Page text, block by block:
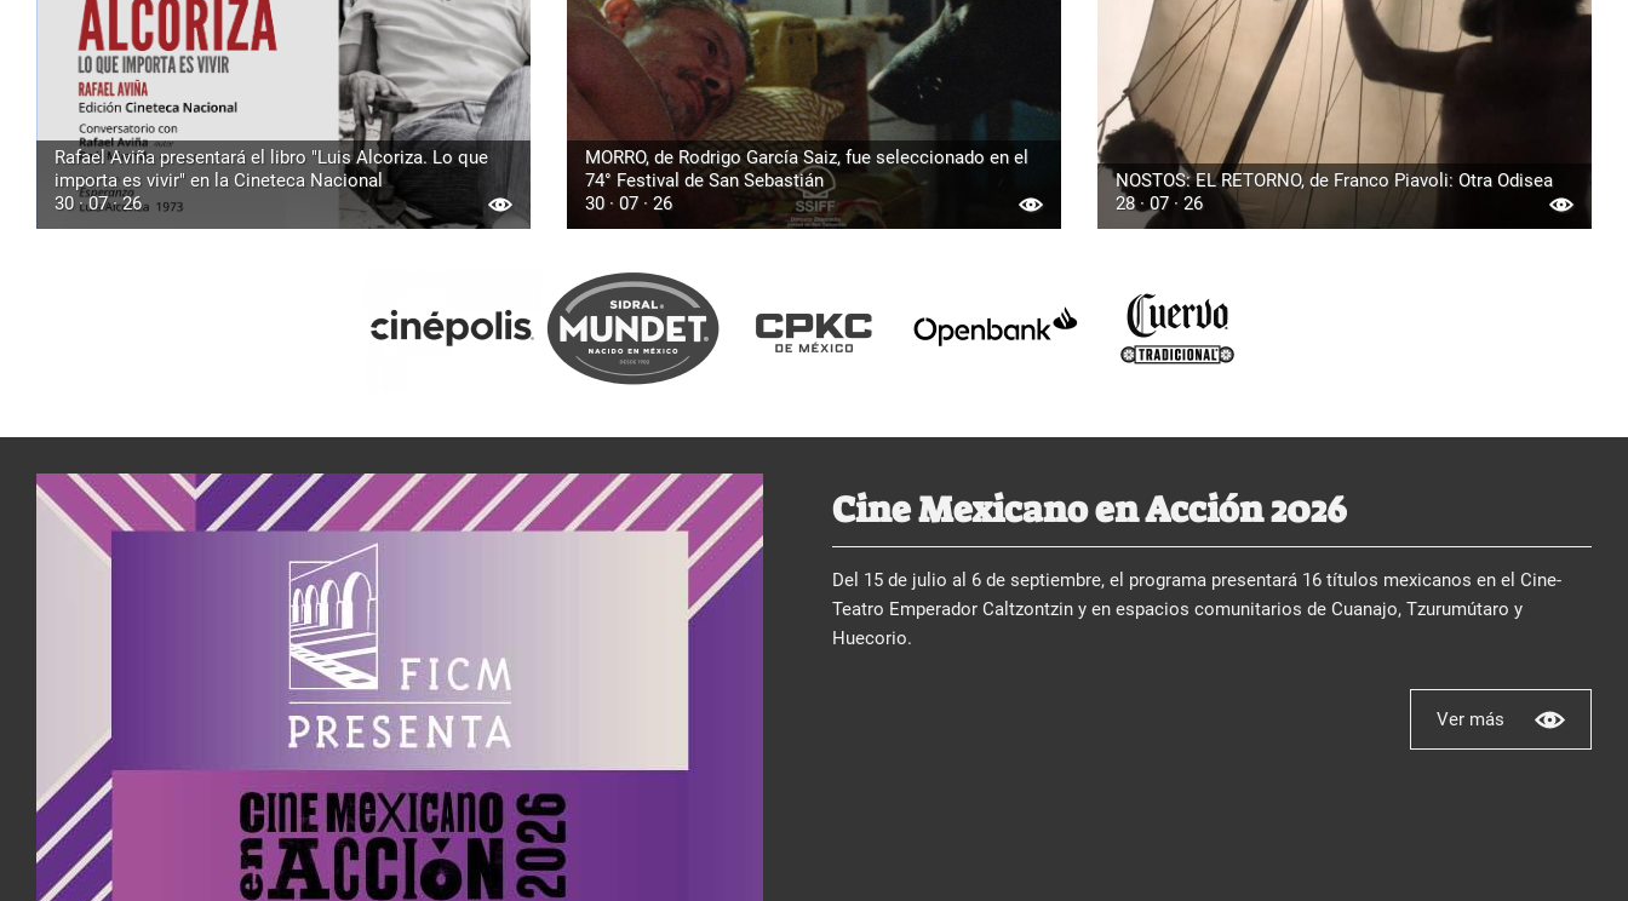
Rafael Aviña presentará el libro "Luis Alcoriza. Lo que
importa es vivir" en la Cineteca Nacional
30 · 07 · 26
MORRO, de Rodrigo García Saiz, fue seleccionado en el
74° Festival de San Sebastián
30 · 07 · 26
NOSTOS: EL RETORNO, de Franco Piavoli: Otra Odisea
28 · 07 · 26
Cine Mexicano en Acción 2026
Del 15 de julio al 6 de septiembre, el programa presentará 16 títulos mexicanos en el Cine-
Teatro Emperador Caltzontzin y en espacios comunitarios de Cuanajo, Tzurumútaro y
Huecorio.
Ver más